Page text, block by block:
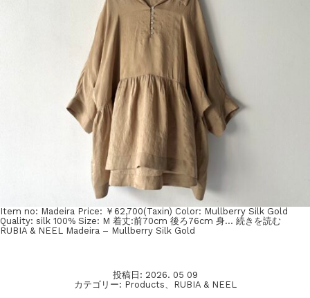
Item no: Madeira Price: ￥62,700(Taxin) Color: Mullberry Silk Gold
Quality: silk 100% Size: M 着丈:前70cm 後ろ76cm 身… 続きを読む
RUBIA & NEEL Madeira – Mullberry Silk Gold
投稿日: 2026. 05 09
カテゴリー: Products、 RUBIA & NEEL